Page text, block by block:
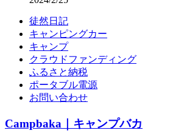
徒然日記
キャンピングカー
キャンプ
クラウドファンディング
ふるさと納税
ポータブル電源
お問い合わせ
Campbaka｜キャンプバカ